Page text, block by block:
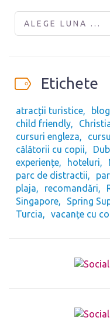
ALEGE LUNA ...
Etichete
atracții turistice
child friendly
cursuri engleza
călătorii cu copii
experiențe
hoteluri
parc de distractii
plaja
recomandări
Singapore
Spring
Turcia
vacanțe cu